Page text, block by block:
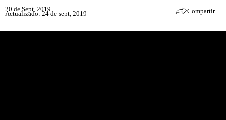
20 de Sept, 2019
Actualizado: 24 de sept, 2019 Compartir